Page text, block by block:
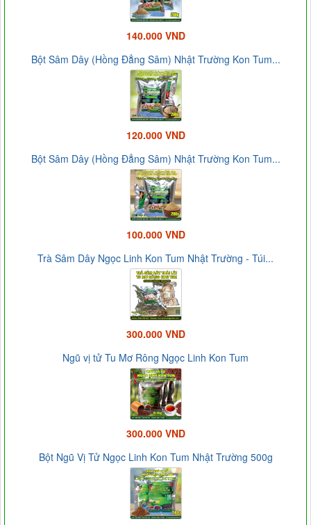
140.000 VND
Bột Sâm Dây (Hồng Đẳng Sâm) Nhật Trường Kon Tum...
120.000 VND
Bột Sâm Dây (Hồng Đẳng Sâm) Nhật Trường Kon Tum...
100.000 VND
Trà Sâm Dây Ngọc Linh Kon Tum Nhật Trường - Túi...
300.000 VND
Ngũ vị tử Tu Mơ Rông Ngọc Linh Kon Tum
300.000 VND
Bột Ngũ Vị Tử Ngọc Linh Kon Tum Nhật Trường 500g